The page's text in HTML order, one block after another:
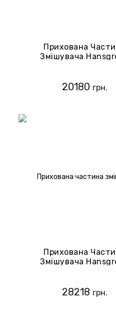
Прихована
Змішувача
20180 грн.
Прихована
Змішувача
28218 грн.